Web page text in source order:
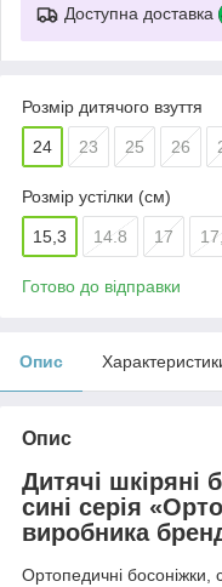
Доступна доставка
Розмір дитячого взуття
24 23 25 26
Розмір устілки (см)
15,3 14.8 17
Готово до відправки
Опис
Опис
Дитячі шкіряні
сині серія
виробника
Ортопедичні босоніжки,